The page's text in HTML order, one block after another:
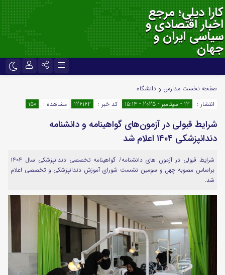
کارا دیلی؛ مرجع
اخبار اقتصادی و
سیاسی ایران و
جهان
اینستاگرام
سروش
ایتا
آپارات
اپلیکیشن رمز عبور
لطفا پاسخ را به عدد انگلیسی وارد کنید:
مرا به خاطر بسپار
صفحه نخست مدارس و دانشگاه
انتشار :
13 - سپتامبر - 2025 - 15:14 کد خبر : 126162 مشاهده : 150
شرایط قبولی در آزمون‌های گواهینامه و دانشنامه
دندانپزشکی ۱۴۰۴ اعلام شد
شرایط قبولی در آزمون های دانشنامه/ گواهینامه تخصصی دندانپزشکی سال ۱۴۰۴
براساس مصوبه چهل و سومین نشست شورای آموزش دندانپزشکی و تخصصی اعلام
شد.